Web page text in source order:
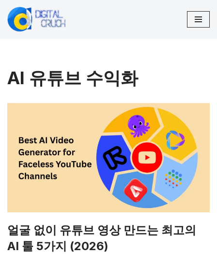
콘
건
너
AI 유튜브 수익화
얼굴 없이 유튜브 영상 만드는 최고의
AI 툴 5가지 (2026)